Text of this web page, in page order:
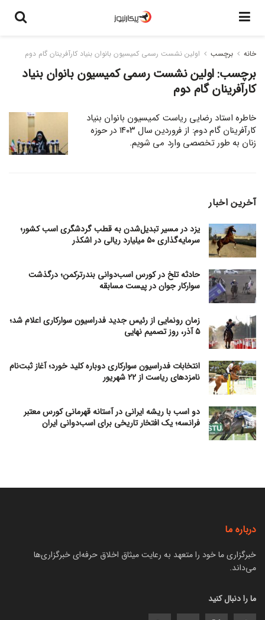
خانه برچسب اولین نشست رسمی کمیسیون بانوان بنیاد کارآفرینان گام دوم
برچسب:اولین نشست رسمی کمیسیون بانوان بنیاد
کارآفرینان گام دوم
خاطره استاد رضایی ریاست کمیسیون بانوان بنیاد
کارآفرینان گام دوم: از فروردین سال ۱۴۰۳ در حوزه
زنان به طور تخصصی وارد می شویم.
آخرین اخبار
یزد در مسیر تبدیل‌شدن به قطب گردشگری اسب کشور؛
سرمایه‌گذاری ۵۰ میلیارد ریالی در اشکذر
حادثه تلخ در کورس اسب‌دوانی بندرترکمن؛ درگذشت
سوارکار جوان در پیست مسابقه
زمان رونمایی از رئیس جدید فدراسیون سوارکاری اعلام شد؛
۵ آذر، روز تصمیم نهایی
انتخابات فدراسیون سوارکاری دوباره کلید خورد؛ آغاز ثبت‌نام
نامزدهای ریاست از ۲۲ شهریور
دو اسب با ریشه ایرانی در آستانه قهرمانی کورس معتبر
فرانسه؛ یک افتخار تاریخی برای اسب‌دوانی ایران
درباره ما
خبرگزاری ما خود را متعهد به رعایت میثاق اخلاق حرفه‌ای خبرگزاری‌ها
می‌داند.
ما را دنبال کنید